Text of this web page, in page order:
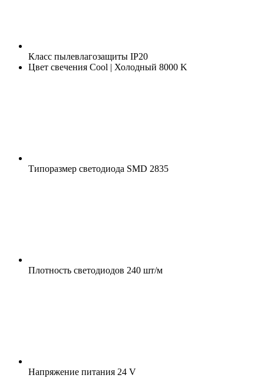
Класс пылевлагозащиты IP20
Цвет свечения Cool | Холодный 8000 K
Типоразмер светодиода SMD 2835
Плотность светодиодов 240 шт/м
Напряжение питания 24 V